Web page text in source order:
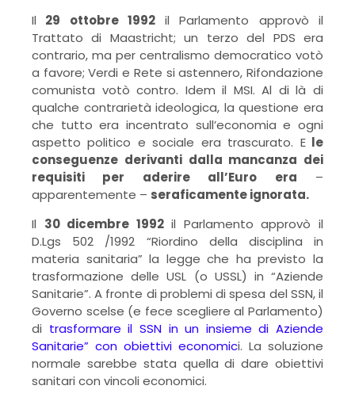
Il 29 ottobre 1992il Parlamento approvò il
Trattato di Maastricht; un terzo del PDS era
contrario, ma per centralismo democratico votò
a favore; Verdi e Rete si astennero, Rifondazione
comunista votò contro. Idem il MSI. Al di là di
qualche contrarietà ideologica, la questione era
che tutto era incentrato sull’economia e ogni
aspetto politico e sociale era trascurato. Ele
conseguenze derivanti dalla mancanza dei
requisiti per aderire all’Euro era –
apparentemente – seraficamente ignorata.
Il 30 dicembre 1992il Parlamento approvò il
D.Lgs 502 /1992 “Riordino della disciplina in
materia sanitaria” la legge che ha previsto la
trasformazione delle USL (o USSL) in “Aziende
Sanitarie”. A fronte di problemi di spesa del SSN, il
Governo scelse (e fece scegliere al Parlamento)
di trasformare il SSN in un insieme di Aziende
Sanitarie” con obiettivi economici. La soluzione
normale sarebbe stata quella di dare obiettivi
sanitari con vincoli economici.